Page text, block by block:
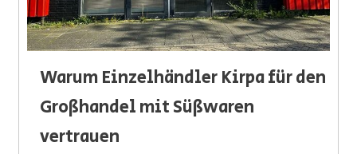
Warum Einzelhändler Kirpa für den
Großhandel mit Süßwaren
vertrauen